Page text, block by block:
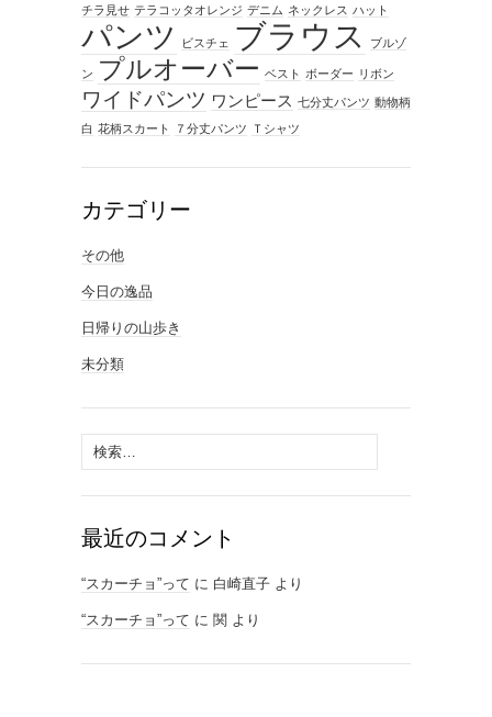
チラ見せ テラコッタオレンジ デニム ネックレス ハット
パンツ ビスチェ ブラウス ブルゾ
ン プルオーバー ベスト ボーダー リボン
ワイドパンツ ワンピース 七分丈パンツ 動物柄
白 花柄スカート ７分丈パンツ Ｔシャツ
カテゴリー
その他
今日の逸品
日帰りの山歩き
未分類
検
索:
最近のコメント
“スカーチョ”って に 白崎直子 より
“スカーチョ”って に 関 より